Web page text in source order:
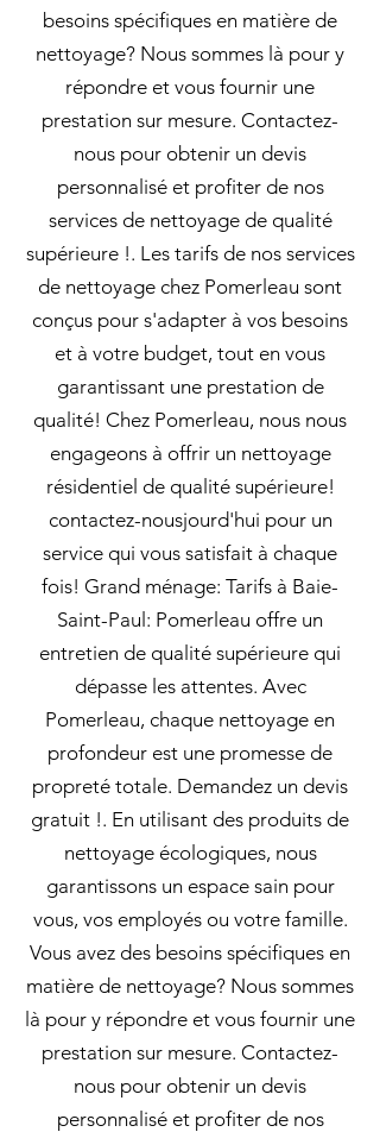
besoins spécifiques en matière de
nettoyage? Nous sommes là pour y
répondre et vous fournir une
prestation sur mesure. Contactez-
nous pour obtenir un devis
personnalisé et profiter de nos
services de nettoyage de qualité
supérieure !. Les tarifs de nos services
de nettoyage chez Pomerleau sont
conçus pour s'adapter à vos besoins
et à votre budget, tout en vous
garantissant une prestation de
qualité! Chez Pomerleau, nous nous
engageons à offrir un nettoyage
résidentiel de qualité supérieure!
contactez-nousjourd'hui pour un
service qui vous satisfait à chaque
fois! Grand ménage: Tarifs à Baie-
Saint-Paul: Pomerleau offre un
entretien de qualité supérieure qui
dépasse les attentes. Avec
Pomerleau, chaque nettoyage en
profondeur est une promesse de
propreté totale. Demandez un devis
gratuit !. En utilisant des produits de
nettoyage écologiques, nous
garantissons un espace sain pour
vous, vos employés ou votre famille.
Vous avez des besoins spécifiques en
matière de nettoyage? Nous sommes
là pour y répondre et vous fournir une
prestation sur mesure. Contactez-
nous pour obtenir un devis
personnalisé et profiter de nos